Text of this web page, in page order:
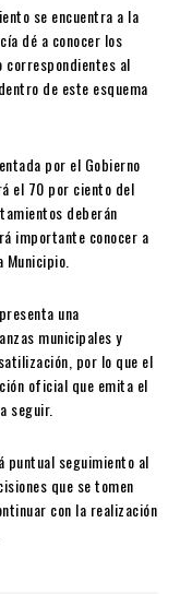
se encuentra a la
dé a conocer los
al
de este esquema
por el Gobierno
el 70 por ciento del
deberán
importante conocer a
una
municipales y
por lo que el
oficial que emita el
seguir.
puntual seguimiento al
que se tomen
con la realización